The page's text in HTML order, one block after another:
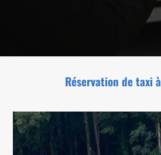
Réservation de taxi à